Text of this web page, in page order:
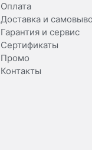
Оплата
Доставка и
Гарантия и сервис
Сертификаты
Промо
Контакты